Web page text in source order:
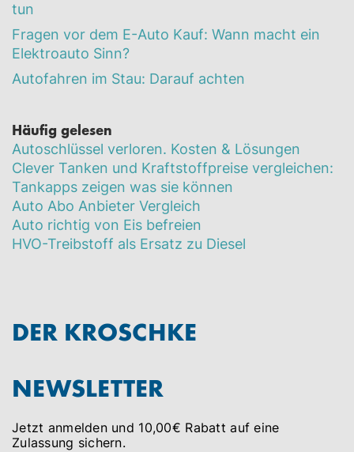
tun
Fragen vor dem E-Auto Kauf: Wann macht ein
Elektroauto Sinn?
Autofahren im Stau: Darauf achten
Häufig gelesen
Autoschlüssel verloren. Kosten & Lösungen
Clever Tanken und Kraftstoffpreise vergleichen:
Tankapps zeigen was sie können
Auto Abo Anbieter Vergleich
Auto richtig von Eis befreien
HVO-Treibstoff als Ersatz zu Diesel
DER KROSCHKE
NEWSLETTER
Jetzt anmelden und 10,00€ Rabatt auf eine
Zulassung sichern.